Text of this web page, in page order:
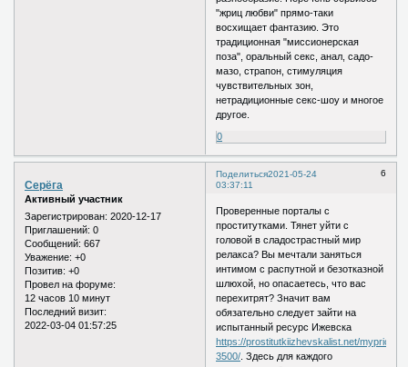
"жриц любви" прямо-таки
восхищает фантазию. Это
традиционная "миссионерская
поза", оральный секс, анал, садо-
мазо, страпон, стимуляция
чувствительных зон,
нетрадиционные секс-шоу и многое
другое.
0
Поделиться 6
2021-05-24
03:37:11
Серёга
Активный участник
Зарегистрирован: 2020-12-17
Приглашений: 0
Сообщений: 667
Уважение: +0
Позитив: +0
Провел на форуме:
12 часов 10 минут
Последний визит:
2022-03-04 01:57:25
Проверенные порталы с
проститутками. Тянет уйти с
головой в сладострастный мир
релакса? Вы мечтали заняться
интимом с распутной и безотказной
шлюхой, но опасаетесь, что вас
перехитрят? Значит вам
обязательно следует зайти на
испытанный ресурс Ижевска
https://prostitutkiizhevskalist.net/myprice/
3500/ . Здесь для каждого